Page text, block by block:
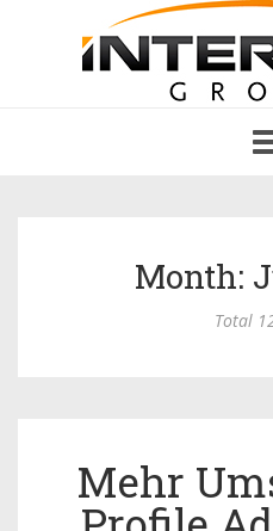
Month:
Total
Mehr